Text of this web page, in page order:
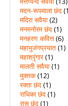
मदन-रूपमाला छंद
मदिरा सवैया (2)
मनमनोरम छंद (1)
मनहरण कवित्त (6)
महाभुजंगप्रयात (1)
महाश्रृंगार (1)
मालती सवैया (1)
मुक्तक (12)
रक्ता छंद (1)
राधिका छंद (1)
रास छंद (1)